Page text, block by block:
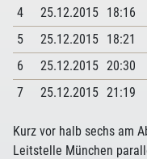
4
25.12.2015 18:16
5
25.12.2015 18:21
6
25.12.2015 20:30
7
25.12.2015 21:19
Kurz vor halb sechs am
Leitstelle München